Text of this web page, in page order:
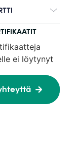
ei löytynyt